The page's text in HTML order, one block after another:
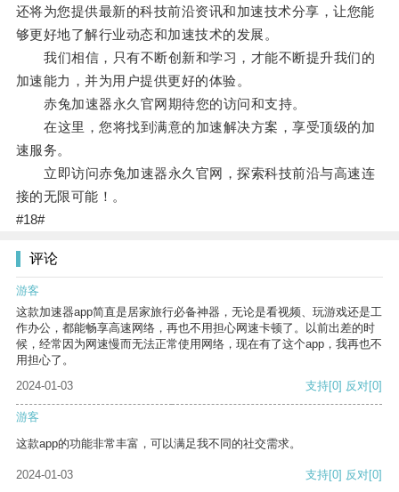
还将为您提供最新的科技前沿资讯和加速技术分享，让您能
够更好地了解行业动态和加速技术的发展。
我们相信，只有不断创新和学习，才能不断提升我们的
加速能力，并为用户提供更好的体验。
赤兔加速器永久官网期待您的访问和支持。
在这里，您将找到满意的加速解决方案，享受顶级的加
速服务。
立即访问赤兔加速器永久官网，探索科技前沿与高速连
接的无限可能！。
#18#
评论
游客
这款加速器app简直是居家旅行必备神器，无论是看视频、玩游戏还是工
作办公，都能畅享高速网络，再也不用担心网速卡顿了。以前出差的时
候，经常因为网速慢而无法正常使用网络，现在有了这个app，我再也不
用担心了。
2024-01-03
支持[0] 反对[0]
游客
这款app的功能非常丰富，可以满足我不同的社交需求。
2024-01-03 支持[0] 反对[0]